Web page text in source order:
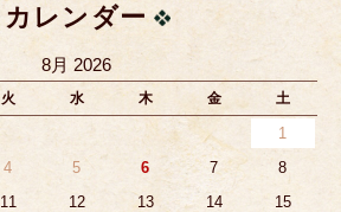
カレンダー
8月 2026
火 水 木 金 土
1
4 5 6 7
8
11 12 13 14
15